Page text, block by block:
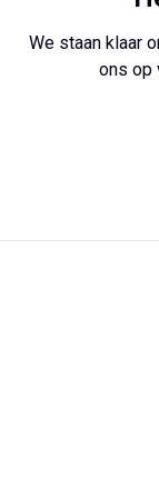
Pour des
débutent à la
Pour des
des équipes
date
We staan klaar
ons op